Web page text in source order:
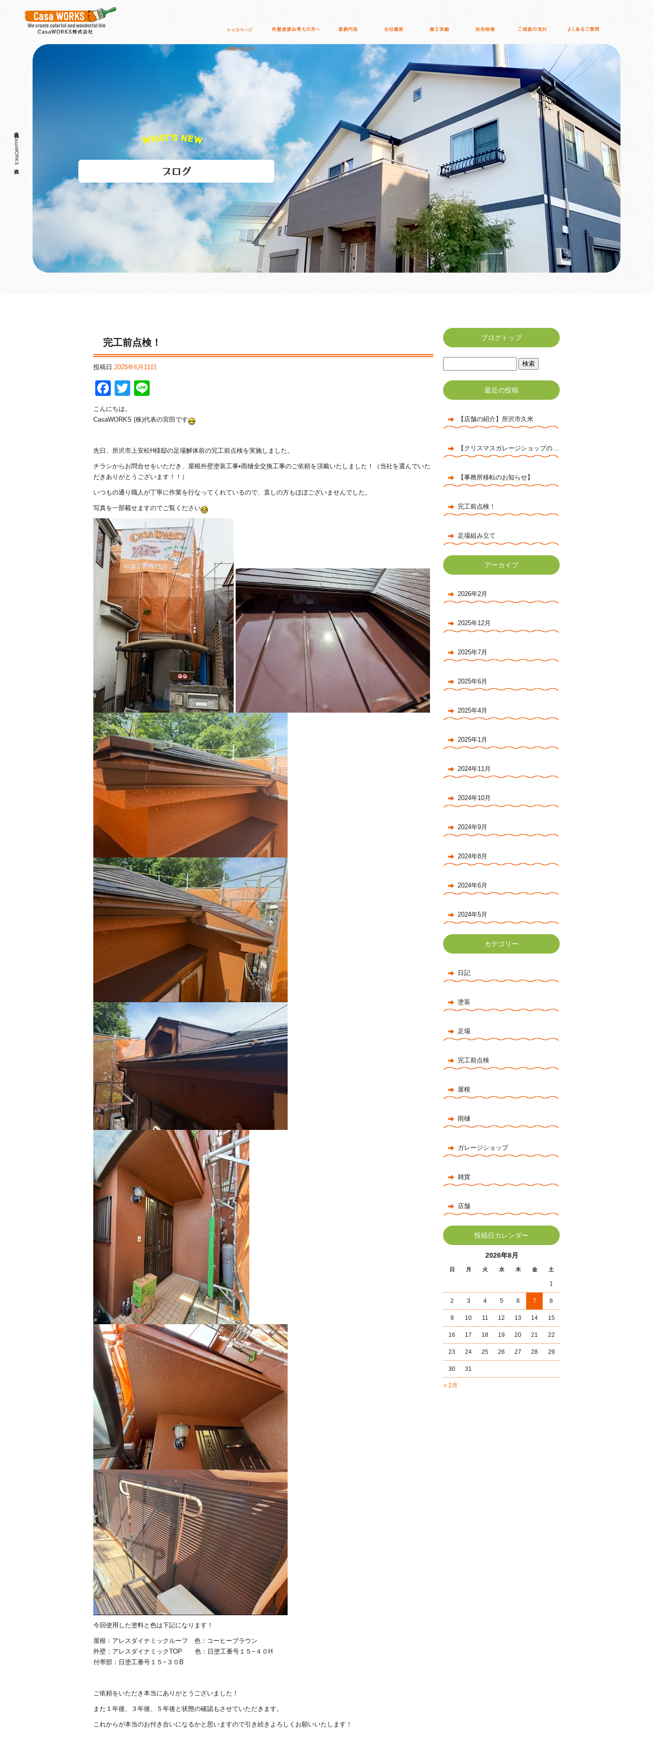
完工前点検！|CasaWORKS株式会社
完工前点検！
投稿日 2025年6月11日
F
a
c
b
o
o
k
T
tt
e
こんにちは。
CasaWORKS (株)代表の宮田です
先日、所沢市上安松H様邸の足場解体前の完工前点検を実施しました。
チラシからお問合せをいただき、屋根外壁塗装工事•雨樋全交換工事のご依頼を頂戴いたしました！（当社を選んでいた
だきありがとうございます！！）
いつもの通り職人が丁寧に作業を行なってくれているので、直しの方もほぼございませんでした。
写真を一部載せますのでご覧ください
今回使用した塗料と色は下記になります！
屋根：アレスダイナミックルーフ 色：コーヒーブラウン
外壁：アレスダイナミックTOP 色：日塗工番号１５−４０H
付帯部：日塗工番号１５−３０B
ご依頼をいただき本当にありがとうございました！
また１年後、３年後、５年後と状態の確認もさせていただきます。
これからが本当のお付き合いになるかと思いますので引き続きよろしくお願いいたします！
ブログトップ
最近の投稿
【店舗の紹介】所沢市久米
【事務所移転のお知らせ】
完工前点検！
足場組み立て
アーカイブ
2026年2月
2025年12月
2025年7月
2025年6月
2025年4月
2025年1月
2024年11月
2024年10月
2024年9月
2024年8月
2024年6月
2024年5月
カテゴリー
日記
塗装
足場
完工前点検
屋根
雨樋
ガレージショップ
雑貨
店舗
投稿日カレンダー
2026年8月
日 月 火 水 木 金 土
« 2月
1
2 3 4 5 6 7 8
9 10 11 12 13 14 15
16 17 18 19 20 21 22
23 24 25 26 27 28 29
30 31